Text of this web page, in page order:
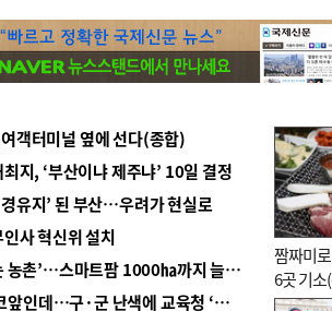
객터미널 옆에 선다(종합)
지, ‘부산이냐 제주냐’ 10일 결정
유지’ 된 부산…우려가 현실로
사 혁신위 설치
■ 경남 농정 비전 ‘잘 사는 농촌’…스마트팜 1000㏊까지 늘린다
■ 교육혁신선도지 공모 코앞인데…구·군 난색에 교육청 ‘쩔쩔’
짬짜미로
6곳 기소